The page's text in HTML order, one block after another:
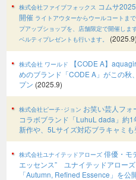
株式会社ファイブフォックス コムサ
開催 ライトアウターからウールコートま
プアップショップを、店舗限定で開催しま
ベルティプレゼントも行います。
(2025.9)
株式会社 ワールド
【CODE A】
めのブランド「CODE A」がこの秋
プン (2025.9)
株式会社ピーチ･ジョン お笑い芸人フ
コラボブランド「LuhuL dada」約1
新作や、5Lサイズ対応ブラキャミ
株式会社ユナイテッドアローズ 俳優・モ
エッセンス” ユナイテッドアロー
「Autumn, Refined Essence」を公